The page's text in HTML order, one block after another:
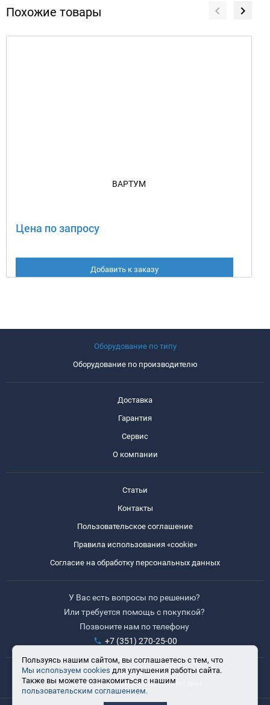
Похожие товары
ВАРТУМ
Цена по запросу
Добавить к заказу
Оборудование по типу
Оборудование по производителю
Доставка
Гарантия
Сервис
О компании
Статьи
Контакты
Пользовательское соглашение
Правила использования «cookie»
Согласие на обработку персональных данных
У Вас есть вопросы по решению?
Или требуется помощь с покупкой?
Позвоните нам по телефону
+7 (351) 270-25-00
Время работы: 8:30-17:30
Выходные: сб, вс, праздничные дни
Пользуясь нашим сайтом, вы соглашаетесь с тем, что
Мы используем cookies для улучшения работы сайта.
Также вы можете ознакомиться с нашим
пользовательским соглашением.